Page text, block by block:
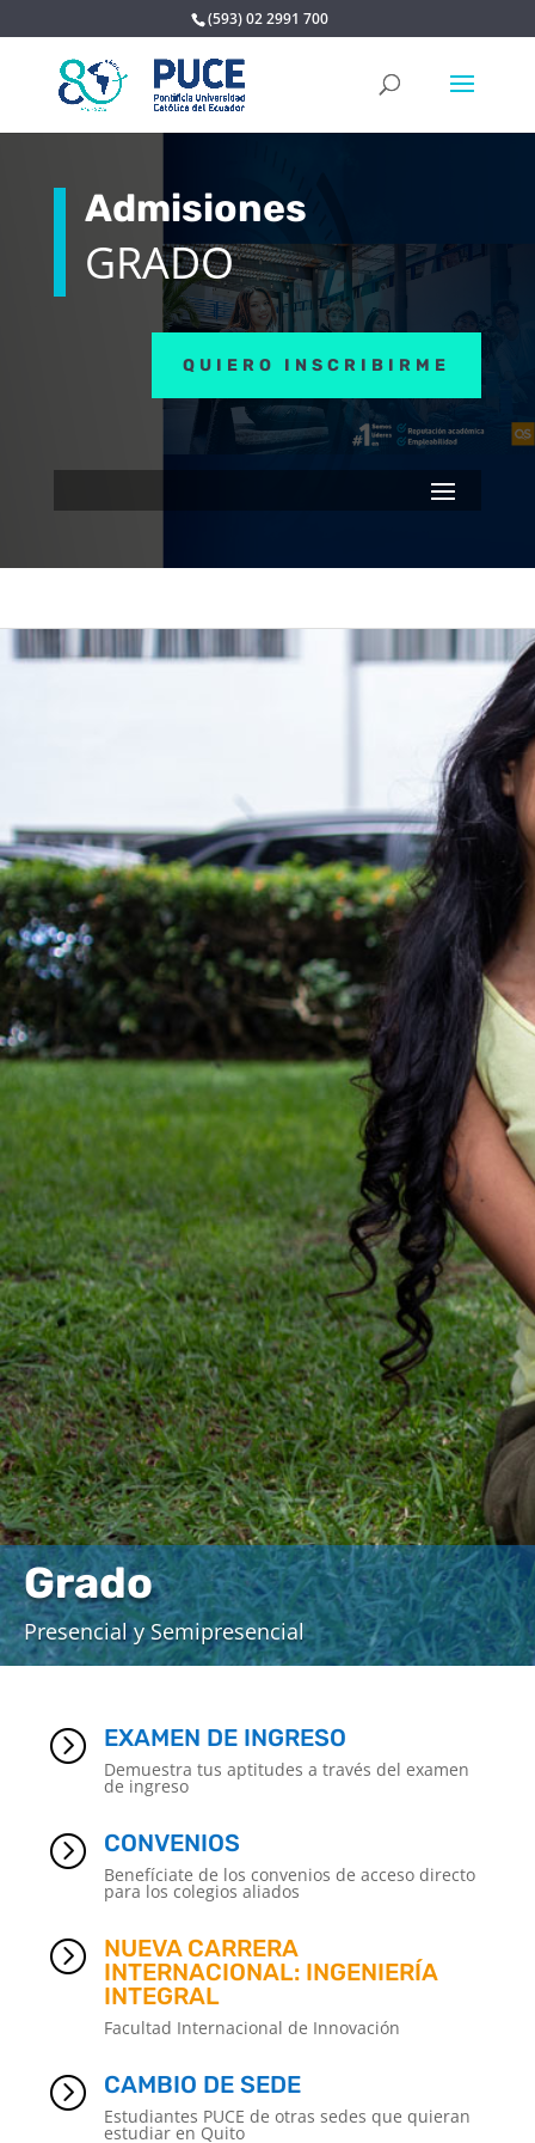
(593) 02 2991 700
Admisiones
GRADO
QUIERO INSCRIBIRME
Grado
Presencial y Semipresencial
= EXAMEN DE INGRESO
Demuestra tus aptitudes a través del examen
de ingreso
= CONVENIOS
Benefíciate de los convenios de acceso directo
para los colegios aliados
=
NUEVA CARRERA
INTERNACIONAL: INGENIERÍA
INTEGRAL
Facultad Internacional de Innovación
= CAMBIO DE SEDE
Estudiantes PUCE de otras sedes que quieran
estudiar en Quito